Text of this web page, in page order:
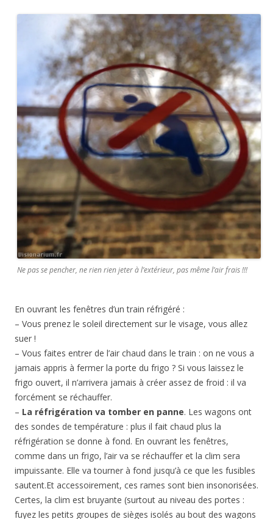
Ne pas se pencher, ne rien rien jeter à l’extérieur, pas même l’air frais !!!
En ouvrant les fenêtres d’un train réfrigéré :
– Vous prenez le soleil directement sur le visage, vous allez
suer !
– Vous faites entrer de l’air chaud dans le train : on ne vous a
jamais appris à fermer la porte du frigo ? Si vous laissez le
frigo ouvert, il n’arrivera jamais à créer assez de froid : il va
forcément se réchauffer.
– La réfrigération va tomber en panne. Les wagons ont
des sondes de température : plus il fait chaud plus la
réfrigération se donne à fond. En ouvrant les fenêtres,
comme dans un frigo, l’air va se réchauffer et la clim sera
impuissante. Elle va tourner à fond jusqu’à ce que les fusibles
sautent.Et accessoirement, ces rames sont bien insonorisées.
Certes, la clim est bruyante (surtout au niveau des portes :
fuyez les petits groupes de sièges isolés au bout des wagons